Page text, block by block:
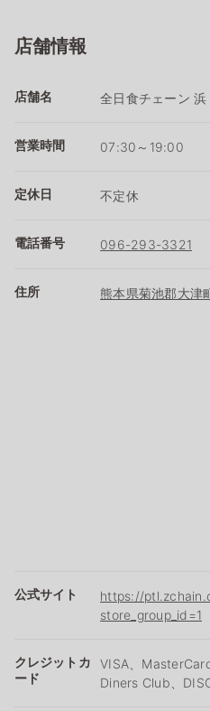
店舗情報
店舗名 全日食チェーン
営業時間 07:30～19:00
定休日 不定休
電話番号 096-293-3321
住所 熊本県菊池郡大津
公式サイト
https://
store_group_id=1
クレジットカ
ード
VISA、
Diners Club、